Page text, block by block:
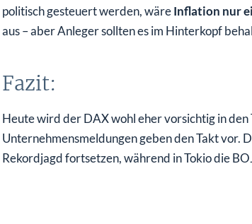
politisch gesteuert werden, wäreInflation nur
aus – aber Anleger sollten es im Hinterkopf
Fazit:
Heute wird der DAX wohl eher vorsichtig in
Unternehmensmeldungen geben den Takt vor.
Rekordjagd fortsetzen, während in Tokio die